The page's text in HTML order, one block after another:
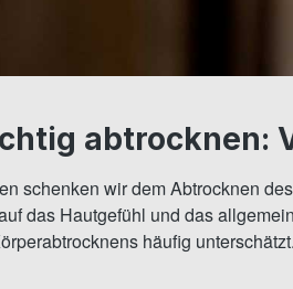
abtrocknen:
schenken wir dem Abtrocknen
das Hautgefühl und das
häufig unterschätzt.